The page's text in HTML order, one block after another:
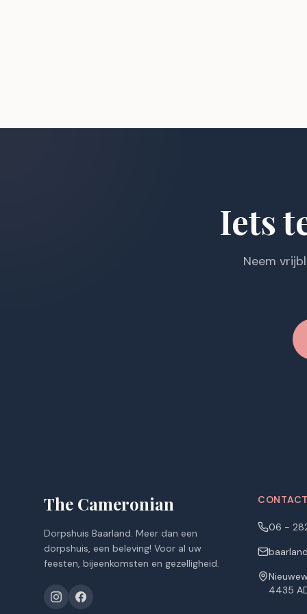
Iets
Neem
The Cameronian
Dorpshuis Baarland. Meer dan een
dorpshuis, een beleving! Voor al uw
feesten, bijeenkomsten en gezelligheid.
CONTACT
06 -
4435